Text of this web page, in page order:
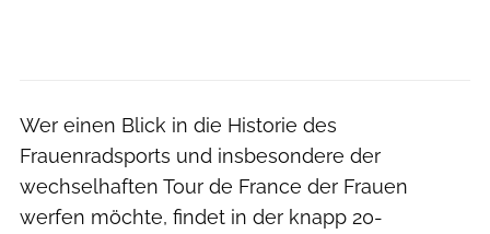
Wer einen Blick in die Historie des
Frauenradsports und insbesondere der
wechselhaften Tour de France der Frauen
werfen möchte, findet in der knapp 20-